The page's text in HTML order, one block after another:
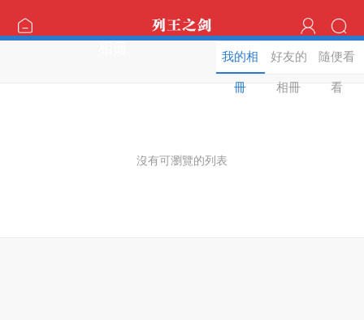
我的相
冊
好友的
相冊
隨便看
看
沒有可瀏覽的列表